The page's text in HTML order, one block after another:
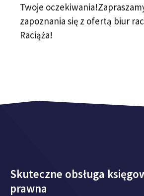
Twoje
zapoznania się z ofertą biur
Raciąża!
Skuteczne obsługa
prawna